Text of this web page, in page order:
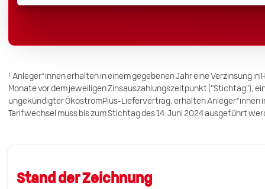
¹ Anleger*innen erhalten in einem gegebenen Jahr eine Verzinsung
Monate vor dem jeweiligen Zinsauszahlungszeitpunkt ("Stichtag"),
ungekündigter ÖkostromPlus-Liefervertrag, erhalten Anleger*innen
Tarifwechsel muss bis zum Stichtag des 14. Juni 2024 ausgeführt
Stand der Zeichnung